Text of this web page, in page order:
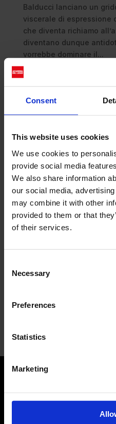
Consent
This website uses cookies
We use cookies to
provide social media
We also share information
our social media,
may combine it with other
provided to them or that
of their services.
Selection
Necessary
Preferences
Statistics
Marketing
Balducci lanciano un
viscerale di espressione
che diventa richiamo
diventano dunque
vorrebbe dominare il...
Dolce Vita Riviera
Le donne omeriche e
coraggio di chi persiste
Slayyyter e il sogno
americana: chi è la
elettro-pop
ASICS SportStyle e Little
L’universo crepuscolare
campagna FW 2026
Recent
ABOUT US